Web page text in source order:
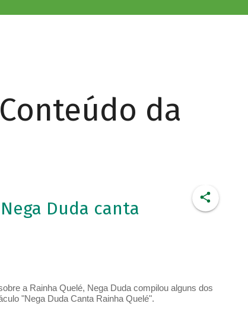
da
Duda canta
a Rainha Quelé, Nega Duda compilou alguns dos
"Nega Duda Canta Rainha Quelé".